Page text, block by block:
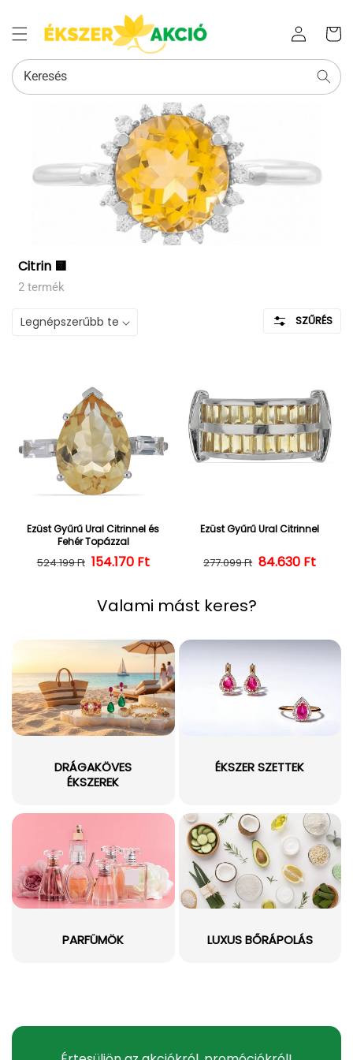
Bejelentkezés
kosara
Keresés
Kollekció:
Citrin 🟨
2 termék
SZŰRÉS
Ezüst Gyűrű Ural Citrinnel és
Fehér Topázzal
Normál ár
524.199 Ft Kedvezményes ár
154.170 Ft
Ezüst Gyűrű Ural Citrinnel
Normál ár
277.099 Ft 84.630 Ft
Valami mást keres?
DRÁGAKÖVES
ÉKSZEREK
ÉKSZER SZETTEK
PARFÜMÖK LUXUS BŐRÁPOLÁS